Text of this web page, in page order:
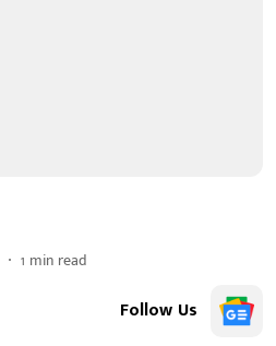
1 min read
Follow Us